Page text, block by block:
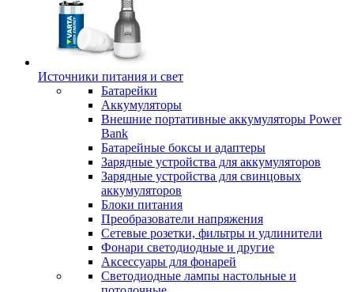
Источники питания и свет
Батарейки
Аккумуляторы
Внешние портативные аккумуляторы Power
Bank
Батарейные боксы и адаптеры
Зарядные устройства для аккумуляторов
Зарядные устройства для свинцовых
аккумуляторов
Блоки питания
Преобразователи напряжения
Сетевые розетки, фильтры и удлинители
Фонари светодиодные и другие
Аксессуары для фонарей
Светодиодные лампы настольные и